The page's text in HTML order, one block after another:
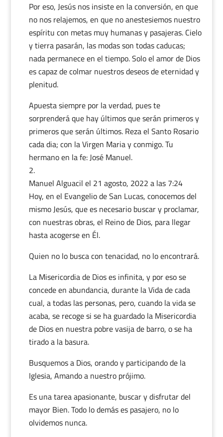
Por eso, Jesús nos insiste en la conversión, en que
no nos relajemos, en que no anestesiemos nuestro
espíritu con metas muy humanas y pasajeras. Cielo
y tierra pasarán, las modas son todas caducas;
nada permanece en el tiempo. Solo el amor de Dios
es capaz de colmar nuestros deseos de eternidad y
plenitud.
Apuesta siempre por la verdad, pues te
sorprenderá que hay últimos que serán primeros y
primeros que serán últimos. Reza el Santo Rosario
cada dia; con la Virgen Maria y conmigo. Tu
hermano en la fe: José Manuel.
Manuel Alguacil el 21 agosto, 2022 a las 7:24
Hoy, en el Evangelio de San Lucas, conocemos del
mismo Jesús, que es necesario buscar y proclamar,
con nuestras obras, el Reino de Dios, para llegar
hasta acogerse en Él.
Quien no lo busca con tenacidad, no lo encontrará.
La Misericordia de Dios es infinita, y por eso se
concede en abundancia, durante la Vida de cada
cual, a todas las personas, pero, cuando la vida se
acaba, se recoge si se ha guardado la Misericordia
de Dios en nuestra pobre vasija de barro, o se ha
tirado a la basura.
Busquemos a Dios, orando y participando de la
Iglesia, Amando a nuestro prójimo.
Es una tarea apasionante, buscar y disfrutar del
mayor Bien. Todo lo demás es pasajero, no lo
olvidemos nunca.